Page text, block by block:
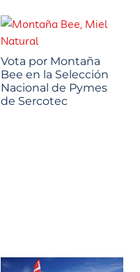
Vota por Montaña
Bee en la Selección
Nacional de Pymes
de Sercotec